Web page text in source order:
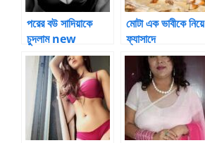
পরের বউ সাদিয়াকে
চুদলাম new
bangla chodar
golpo
মোটা এক ভাবীকে নিয়ে
ফ্যাসাদে